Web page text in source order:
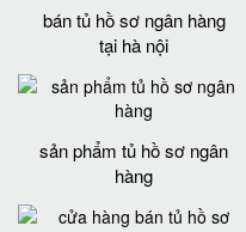
bán tủ hồ sơ ngân hàng
tại hà nội
sản phẩm tủ hồ sơ ngân
hàng